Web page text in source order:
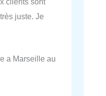
juste. Je
a Marseille au